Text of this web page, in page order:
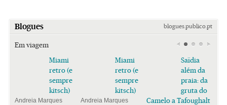
Blogues blogues.publico.pt
Em viagem
Miami
retro (e
sempre
kitsch)
Andreia Marques
Miami
retro (e
sempre
kitsch)
Andreia Marques
Saïdia
além da
praia: da
gruta do
Camelo a Tafoughalt